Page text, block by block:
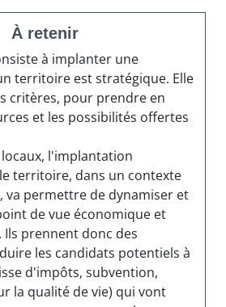
À retenir
à implanter une
territoire est stratégique. Elle
critères, pour prendre en
et les possibilités offertes
l'implantation
territoire, dans un contexte
va permettre de dynamiser et
de vue économique et
prennent donc des
les candidats potentiels à
d'impôts, subvention,
la qualité de vie) qui vont